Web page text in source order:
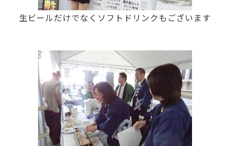
生ビールだけでなくソフトドリンクもございます